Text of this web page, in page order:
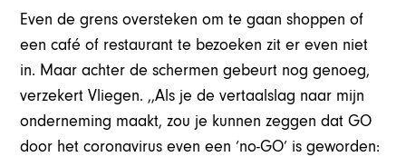
Even de grens oversteken om te gaan shoppen of
een café of restaurant te bezoeken zit er even niet
in. Maar achter de schermen gebeurt nog genoeg,
verzekert Vliegen. ,,Als je de vertaalslag naar mijn
onderneming maakt, zou je kunnen zeggen dat GO
door het coronavirus even een ‘no-GO’ is geworden: